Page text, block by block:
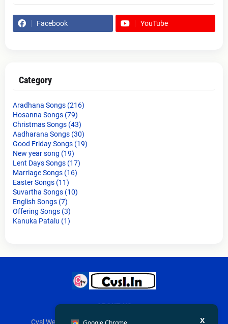
Facebook YouTube
Category
Aradhana Songs (216)
Hosanna Songs (79)
Christmas Songs (43)
Aadharana Songs (30)
Good Friday Songs (19)
New year song (19)
Lent Days Songs (17)
Marriage Songs (16)
Easter Songs (11)
Suvartha Songs (10)
English Songs (7)
Offering Songs (3)
Kanuka Patalu (1)
ABOUT US
Cvsl Wesbsite is Simply Telugu Christian Song Lyrics . X